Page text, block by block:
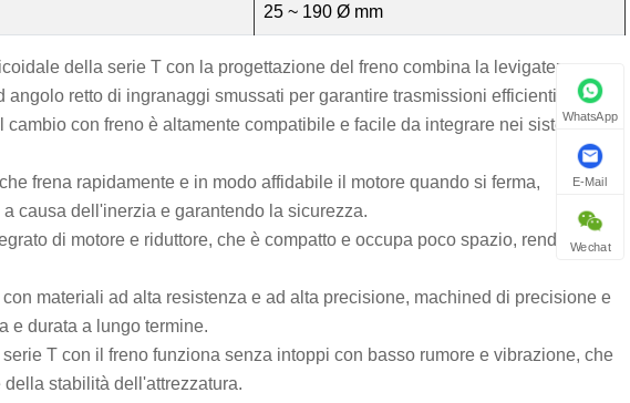
25 ~ 190 Ø mm
della serie T con la progettazione del freno combina la levigatezza
retto di ingranaggi smussati per garantire trasmissioni efficienti e lisce.
con freno è altamente compatibile e facile da integrare nei sistemi
frena rapidamente e in modo affidabile il motore quando si ferma,
causa dell'inerzia e garantendo la sicurezza.
di motore e riduttore, che è compatto e occupa poco spazio, rendendo
materiali ad alta resistenza e ad alta precisione, machined di precisione e
e durata a lungo termine.
T con il freno funziona senza intoppi con basso rumore e vibrazione, che
stabilità dell'attrezzatura.
WhatsApp
E-Mail
Wechat